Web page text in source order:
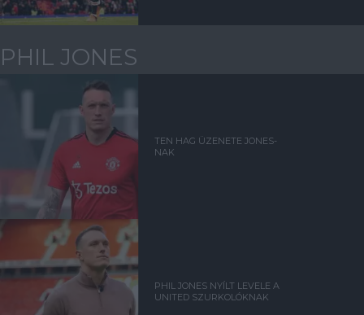
PHIL JONES
TEN HAG ÜZENETE JONES-
NAK
PHIL JONES NYÍLT LEVELE A
UNITED SZURKOLÓKNAK